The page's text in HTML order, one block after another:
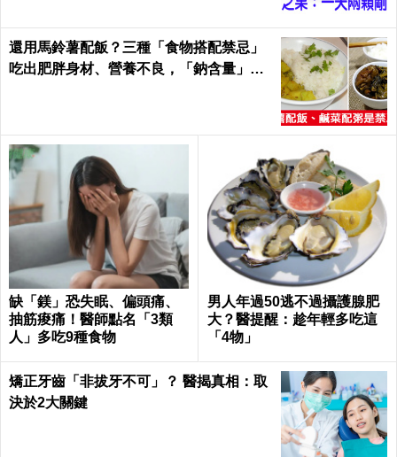
還用馬鈴薯配飯？三種「食物搭配禁忌」
吃出肥胖身材、營養不良，「鈉含量」爆
缺「鎂」恐失眠、偏頭痛、
抽筋痠痛！醫師點名「3類
人」多吃9種食物
男人年過50逃不過攝護腺肥
大？醫提醒：趁年輕多吃這
「4物」
矯正牙齒「非拔牙不可」？ 醫揭真相：取
決於2大關鍵